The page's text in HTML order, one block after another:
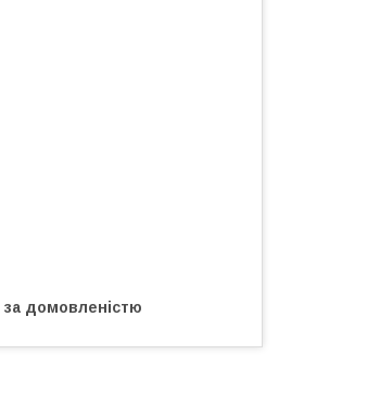
за домовленістю